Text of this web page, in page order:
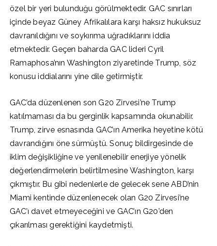
özel bir yeri bulunduğu görülmektedir. GAC sınırları
içinde beyaz Güney Afrikalılara karşı haksız hukuksuz
davranıldığını ve soykırıma uğradıklarını iddia
etmektedir. Geçen baharda GAC lideri Cyril
Ramaphosa’nın Washington ziyaretinde Trump, söz
konusu iddialarını yine dile getirmiştir.
GAC’da düzenlenen son G20 Zirvesi’ne Trump
katılmaması da bu gerginlik kapsamında okunabilir.
Trump, zirve esnasında GAC’ın Amerika heyetine kötü
davrandığını öne sürmüştü. Sonuç bildirgesinde de
iklim değişikliğine ve yenilenebilir enerjiye yönelik
değerlendirmelerin belirtilmesine Washington, karşı
çıkmıştır. Bu gibi nedenlerle de gelecek sene ABD’nin
Miami kentinde düzenlenecek olan G20 Zirvesi’ne
GAC’ı davet etmeyeceğini ve GAC’ın G20’den
çıkarılması gerektiğini kaydetmişti.